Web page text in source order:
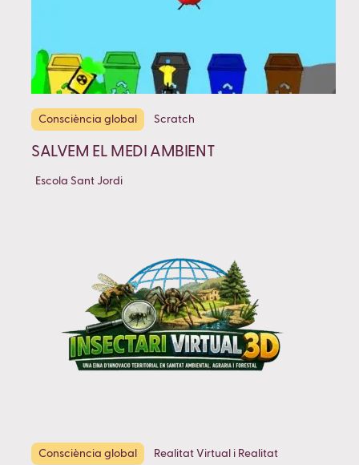
Consciència global Scratch
SALVEM EL MEDI AMBIENT
Escola Sant Jordi
Consciència global
Realitat Virtual i Realitat